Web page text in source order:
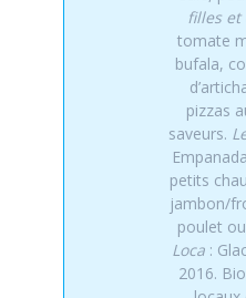
filles et
tomate
bufala,
pizzas
saveurs.
petits
jambon/
poulet
Loca:
2016.